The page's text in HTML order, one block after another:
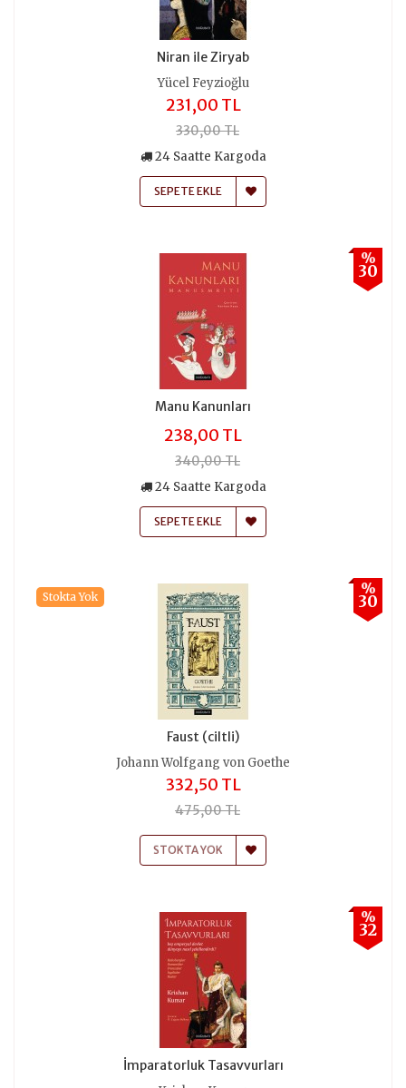
Niran ile Ziryab
Yücel Feyzioğlu
231,00 TL
330,00 TL
24 Saatte Kargoda
SEPETE EKLE
%
30
Manu Kanunları
238,00 TL
340,00 TL
24 Saatte Kargoda
SEPETE EKLE
%
30
Stokta Yok
Faust (ciltli)
Johann Wolfgang von Goethe
332,50 TL
475,00 TL
STOKTA YOK
%
32
İmparatorluk Tasavvurları